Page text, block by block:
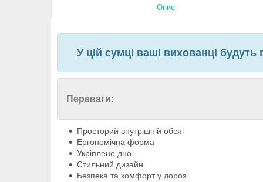
Опис
У цій сумці ваші вихованці
Переваги:
Просторий внутрішній обсяг
Ергономічна форма
Укріплене дно
Стильний дизайн
Безпека та комфорт у дорозі